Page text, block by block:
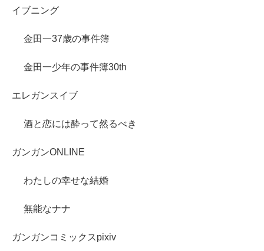
イブニング
金田一37歳の事件簿
金田一少年の事件簿30th
エレガンスイブ
酒と恋には酔って然るべき
ガンガンONLINE
わたしの幸せな結婚
無能なナナ
ガンガンコミックスpixiv